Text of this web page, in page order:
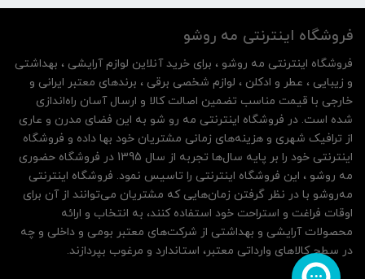
فروشگاه اینترنتی مه‌ رو‌شو
فروشگاه اینترنتی مه‌ رو‌شو ، برای خرید آنلاین لوازم آرایشی ، بهداشتی
و زیبایی ، عطر و ادکلن ، لوازم شخصی برقی ، برندهای معتبر ایرانی و
خارجی با قیمت مناسب تضمین اصالت کالا و ارسال آسان راه‌اندازی
شده است. در فروشگاه اینترنتی مه رو شو به این فضای مدرن و عاری
از ترافیک شهری و هزینه‌های زمانی مشتریان خود بها داده و فروشگاه
اینترنتی خود را بر پایه سال‌ها تجربه از سال 1395 در فروشگاه حضوری
مه روشو ، این فروشگاه اینترنتی را تاسیس نمود. فروشگاه اینترنتی
مه‌رو‌شو با در نظر گرفتن زمان‌هایی که مشتریان می‌توانند از آن‌ برای
اوقات فراغت و استراحت خود استفاده کنند، به انتخاب و ارائه
محصولات آرایشی و بهداشتی از شرکت‌های معتبر بومی و داخلی و چه
در سطح کالاهای وارداتی معتبر، استاندارد و مرغوب بپردازند.